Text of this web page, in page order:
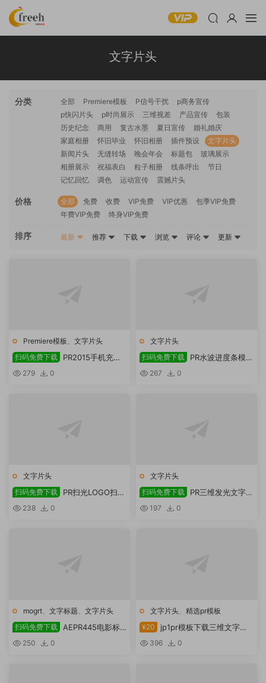
文字片头
分类 全部 Premiere模板 P信号干扰
p商务宣传
p快闪片头
p时尚展示 三维视差 产品宣传
包装
历史纪念
商用 复古水墨 夏日宣传
婚礼婚庆
家庭相册
怀旧毕业 怀旧相册 插件预设
文字片头
新闻片头
无缝转场 晚会年会 标题包
玻璃展示
相册展示
祝福表白 粒子相册 线条呼出
节日
记忆回忆
调色 运动宣传 震撼片头
价格 全部 免费 收费 VIP免费 VIP优惠
包季VIP免费
年费VIP免费
终身VIP免费
排序 最新 推荐 下载 浏览 评论 更新
Premiere模板、 文字片头
扫码免费下载
PR2015手机充电
特效模板下载
279 0
文字片头
扫码免费下载
PR水波进度条模板
下载267 0
文字片头
扫码免费下载
PR扫光LOGO扫码
签到免费下载
238 0
文字片头
扫码免费下载
PR三维发光文字模
板扫码下载
197 0
mogrt、 文字标题、 文字片头
扫码免费下载
AEPR445电影标
题 |VideoHive 21774333
250 0
文字片头、 精选pr模板
¥20
jp1pr模板下载三维文字片
头展示
396 0